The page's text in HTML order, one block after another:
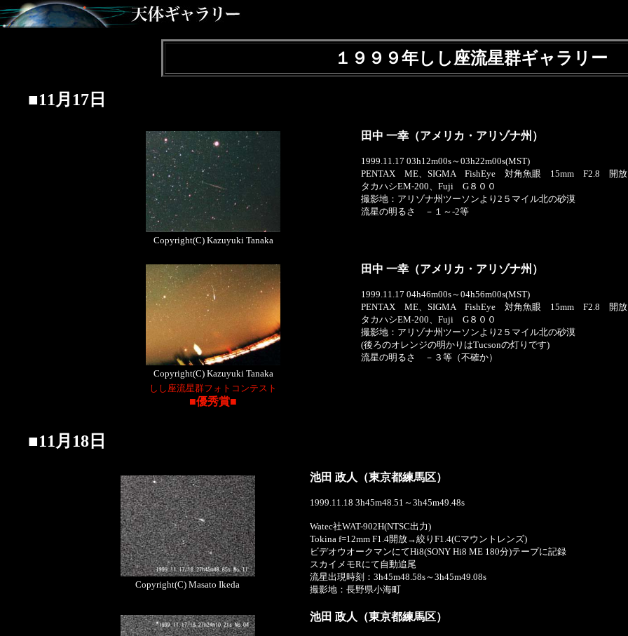
１９９９年しし座流星群ギャラリー
■11月17日
Copyright(C) Kazuyuki Tanaka
田中 一幸（アメリカ・アリゾナ州）
1999.11.17 03h12m00s～03h22m00s(MST)
PENTAX ME、SIGMA FishEye 対角魚眼 15mm F2.8 開放
タカハシEM-200、Fuji G８００
撮影地：アリゾナ州ツーソンより2５マイル北の砂漠
流星の明るさ －１～-2等
Copyright(C) Kazuyuki Tanaka
しし座流星群フォトコンテスト
■優秀賞■
田中 一幸（アメリカ・アリゾナ州）
1999.11.17 04h46m00s～04h56m00s(MST)
PENTAX ME、SIGMA FishEye 対角魚眼 15mm F2.8 開放
タカハシEM-200、Fuji G８００
撮影地：アリゾナ州ツーソンより2５マイル北の砂漠
(後ろのオレンジの明かりはTucsonの灯りです)
流星の明るさ －３等（不確か）
■11月18日
Copyright(C) Masato Ikeda
池田 政人（東京都練馬区）
1999.11.18 3h45m48.51～3h45m49.48s
Watec社WAT-902H(NTSC出力)
Tokina f=12mm F1.4開放→絞りF1.4(Cマウントレンズ)
ビデオウオークマンにてHi8(SONY Hi8 ME 180分)テープに記録
スカイメモRにて自動追尾
流星出現時刻：3h45m48.58s～3h45m49.08s
撮影地：長野県小海町
池田 政人（東京都練馬区）